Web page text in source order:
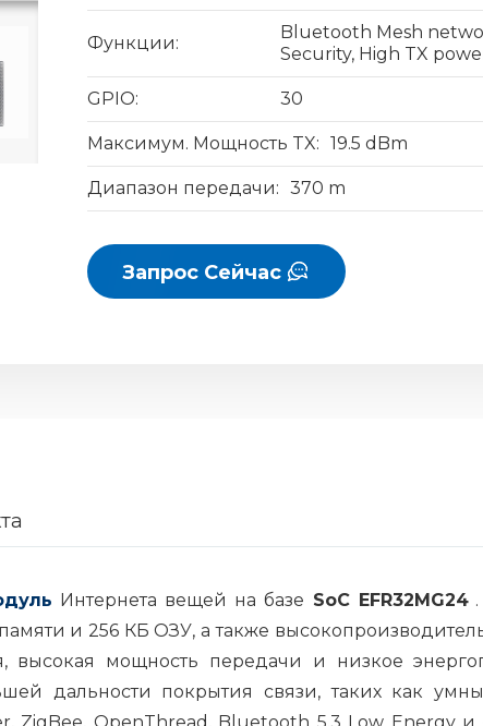
Функции:
Bluetooth Mesh
Security, High TX
GPIO: 30
Максимум. Мощность TX: 19.5 dBm
Диапазон передачи: 370 m
Запрос Сейчас
Интернета вещей на базе SoC EFR32MG24.
и 256 КБ ОЗУ, а также
высокая мощность передачи и низкое
дальности покрытия связи, таких как